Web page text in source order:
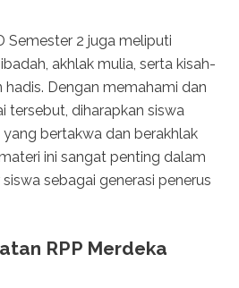
Semester 2 juga meliputi
akhlak mulia, serta kisah-
hadis. Dengan memahami dan
tersebut, diharapkan siswa
bertakwa dan berakhlak
ini sangat penting dalam
sebagai generasi penerus
RPP Merdeka